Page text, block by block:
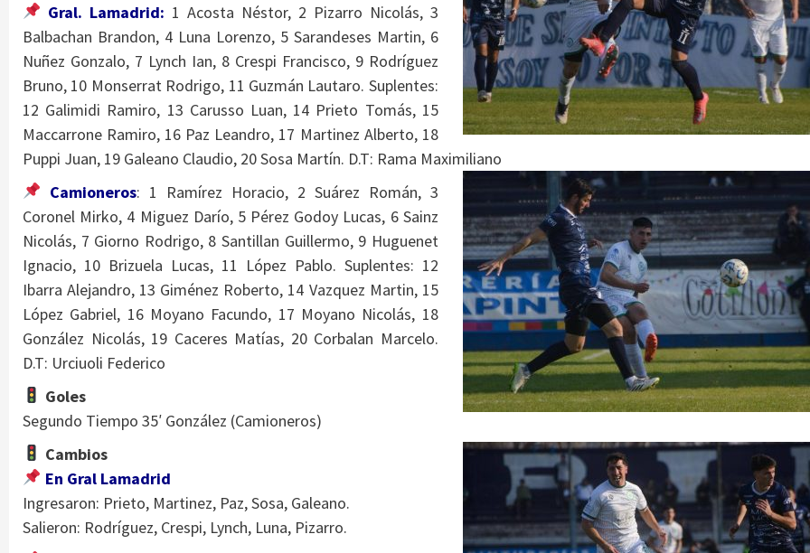
Gral. Lamadrid: 1 Acosta Néstor, 2 Pizarro Nicolás, 3
Balbachan Brandon, 4 Luna Lorenzo, 5 Sarandeses Martin, 6
Nuñez Gonzalo, 7 Lynch Ian, 8 Crespi Francisco, 9 Rodríguez
Bruno, 10 Monserrat Rodrigo, 11 Guzmán Lautaro. Suplentes:
12 Galimidi Ramiro, 13 Carusso Luan, 14 Prieto Tomás, 15
Maccarrone Ramiro, 16 Paz Leandro, 17 Martinez Alberto, 18
Puppi Juan, 19 Galeano Claudio, 20 Sosa Martín. D.T: Rama Maximiliano
Camioneros: 1 Ramírez Horacio, 2 Suárez Román, 3
Coronel Mirko, 4 Miguez Darío, 5 Pérez Godoy Lucas, 6 Sainz
Nicolás, 7 Giorno Rodrigo, 8 Santillan Guillermo, 9 Huguenet
Ignacio, 10 Brizuela Lucas, 11 López Pablo. Suplentes: 12
Ibarra Alejandro, 13 Giménez Roberto, 14 Vazquez Martin, 15
López Gabriel, 16 Moyano Facundo, 17 Moyano Nicolás, 18
González Nicolás, 19 Caceres Matías, 20 Corbalan Marcelo.
D.T: Urciuoli Federico
Goles
Segundo Tiempo 35′ González (Camioneros)
Cambios
En Gral Lamadrid
Ingresaron: Prieto, Martinez, Paz, Sosa, Galeano.
Salieron: Rodríguez, Crespi, Lynch, Luna, Pizarro.